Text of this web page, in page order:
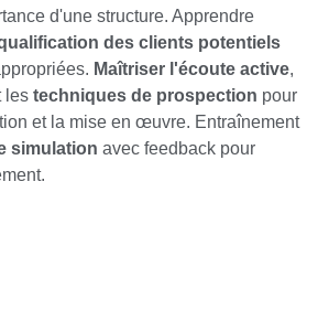
d'une structure. Apprendre
des clients potentiels
Maîtriser l'écoute active,
les techniques de prospection pour
et la mise en œuvre. Entraînement
simulation avec feedback pour